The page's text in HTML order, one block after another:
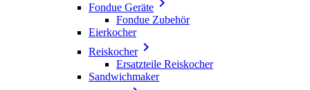
Fondue Geräte
Fondue Zubehör
Eierkocher
Reiskocher
Ersatzteile Reiskocher
Sandwichmaker